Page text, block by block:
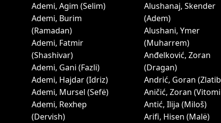
Ademi, Agim (Selim)
Ademi, Burim
(Ramadan)
Ademi, Fatmir
(Shashivar)
Ademi, Gani (Fazli)
Ademi, Hajdar (Idriz)
Ademi, Mursel (Sefë)
Ademi, Rexhep
(Dervish)
Alushanaj, Skender
(Adem)
Alushani, Ymer
(Muharrem)
Anđelković, Zoran
(Dragan)
Andrić, Goran
Aničić, Zoran
Antić, Ilija (Miloš)
Arifi, Hisen (Malë)